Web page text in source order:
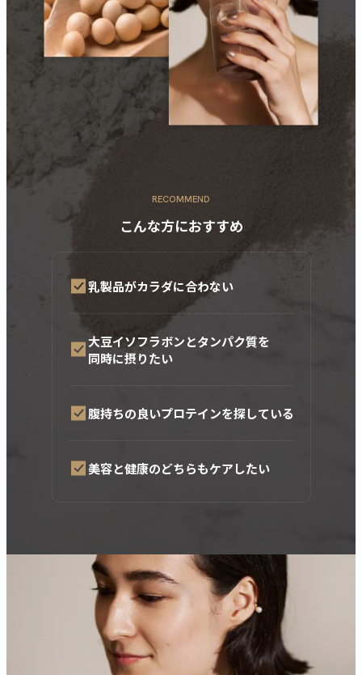
RECOMMEND
こんな方におすすめ
乳製品がカラダに合わない
大豆イソフラボンとタンパク質を
同時に摂りたい
腹持ちの良いプロテインを探している
美容と健康のどちらもケアしたい